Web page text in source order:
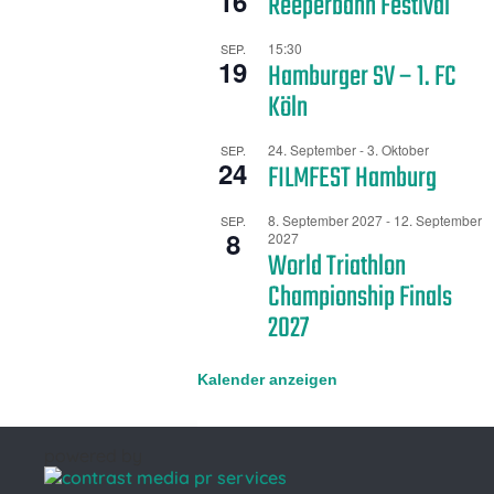
SEP.
19
15:30
Hamburger SV – 1. FC
Köln
SEP.
24
24. September-3. Oktober
FILMFEST Hamburg
SEP.
8
8. September 2027- 12. September
2027
World Triathlon
Championship Finals
2027
Kalender anzeigen